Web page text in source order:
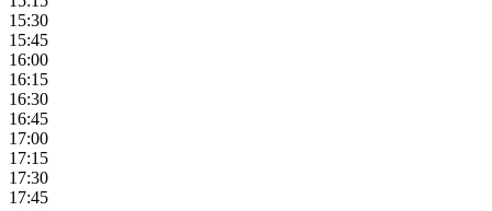
15:30
15:45
16:00
16:15
16:30
16:45
17:00
17:15
17:30
17:45